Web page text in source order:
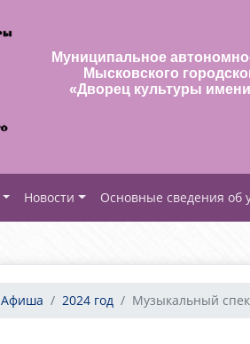
Муниципальное
Мысковского
«Дворец культуры
Новости Основные сведения об
Афиша 2024 год Музыкальный